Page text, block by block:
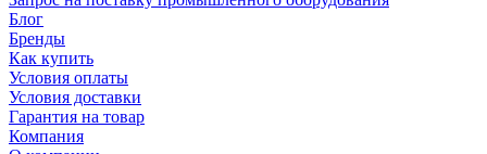
Блог
Бренды
Как купить
Условия оплаты
Условия доставки
Гарантия на товар
Компания